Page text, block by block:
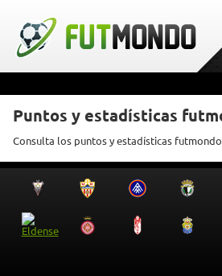
Puntos y estadísticas
Consulta los puntos y estadísticas